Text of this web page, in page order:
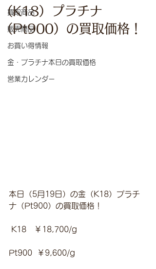
買取商品
販売商品
お買い得情報
金・プラチナ本日の買取価格
営業カレンダー
（K18）プラチナ
（Pt900）の買取価格！
本日（5月19日）の金（K18）プラチ
ナ（Pt900）の買取価格！
K18　￥18,700/g
Pt900  ￥9,600/g